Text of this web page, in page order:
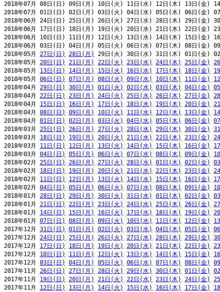
2018年07月 08日(日) 09日(月) 10日(火) 11日(水) 12日(木) 13日(金)
2018年07月 01日(日) 02日(月) 03日(火) 04日(水) 05日(木) 06日(金)
2018年06月 24日(日) 25日(月) 26日(火) 27日(水) 28日(木) 29日(金)
2018年06月 17日(日) 18日(月) 19日(火) 20日(水) 21日(木) 22日(金)
2018年06月 10日(日) 11日(月) 12日(火) 13日(水) 14日(木) 15日(金)
2018年06月 03日(日) 04日(月) 05日(火) 06日(水) 07日(木) 08日(金)
2018年05月 27日(日) 28日(月)
29日(火) 30日(水) 31日(木) 01日(金)
2018年05月 20日(日) 21日(月) 22日(火) 23日(水) 24日(木) 25日(金)
2018年05月 13日(日) 14日(月) 15日(火) 16日(水) 17日(木) 18日(金)
2018年05月 06日(日) 07日(月) 08日(火) 09日(水) 10日(木) 11日(金)
2018年04月 29日(日) 30日(月) 01日(火) 02日(水) 03日(木) 04日(金)
2018年04月 22日(日) 23日(月) 24日(火) 25日(水) 26日(木) 27日(金)
2018年04月 15日(日) 16日(月) 17日(火) 18日(水) 19日(木) 20日(金)
2018年04月 08日(日) 09日(月) 10日(火) 11日(水) 12日(木) 13日(金)
2018年04月 01日(日) 02日(月) 03日(火) 04日(水) 05日(木) 06日(金)
2018年03月 25日(日) 26日(月) 27日(火) 28日(水) 29日(木) 30日(金)
2018年03月 18日(日) 19日(月) 20日(火) 21日(水) 22日(木) 23日(金)
2018年03月 11日(日) 12日(月) 13日(火) 14日(水) 15日(木) 16日(金)
2018年03月 04日(日) 05日(月) 06日(火) 07日(水) 08日(木) 09日(金)
2018年02月 25日(日) 26日(月) 27日(火) 28日(水) 01日(木) 02日(金)
2018年02月 18日(日) 19日(月) 20日(火) 21日(水) 22日(木) 23日(金)
2018年02月 11日(日) 12日(月) 13日(火) 14日(水) 15日(木) 16日(金)
2018年02月 04日(日) 05日(月) 06日(火) 07日(水) 08日(木) 09日(金)
2018年01月 28日(日) 29日(月) 30日(火) 31日(水) 01日(木) 02日(金)
2018年01月 21日(日) 22日(月) 23日(火) 24日(水) 25日(木) 26日(金)
2018年01月 14日(日) 15日(月) 16日(火) 17日(水) 18日(木) 19日(金)
2018年01月 07日(日) 08日(月) 09日(火) 10日(水) 11日(木) 12日(金)
2017年12月 31日(日) 01日(月) 02日(火) 03日(水) 04日(木) 05日(金)
2017年12月 24日(日) 25日(月) 26日(火) 27日(水) 28日(木) 29日(金)
2017年12月 17日(日) 18日(月) 19日(火) 20日(水) 21日(木) 22日(金)
2017年12月 10日(日) 11日(月) 12日(火) 13日(水) 14日(木) 15日(金)
2017年12月 03日(日) 04日(月) 05日(火) 06日(水) 07日(木) 08日(金)
2017年11月 26日(日) 27日(月) 28日(火) 29日(水) 30日(木) 01日(金)
2017年11月 19日(日) 20日(月) 21日(火) 22日(水) 23日(木) 24日(金)
2017年11月 12日(日) 13日(月) 14日(火) 15日(水) 16日(木) 17日(金)